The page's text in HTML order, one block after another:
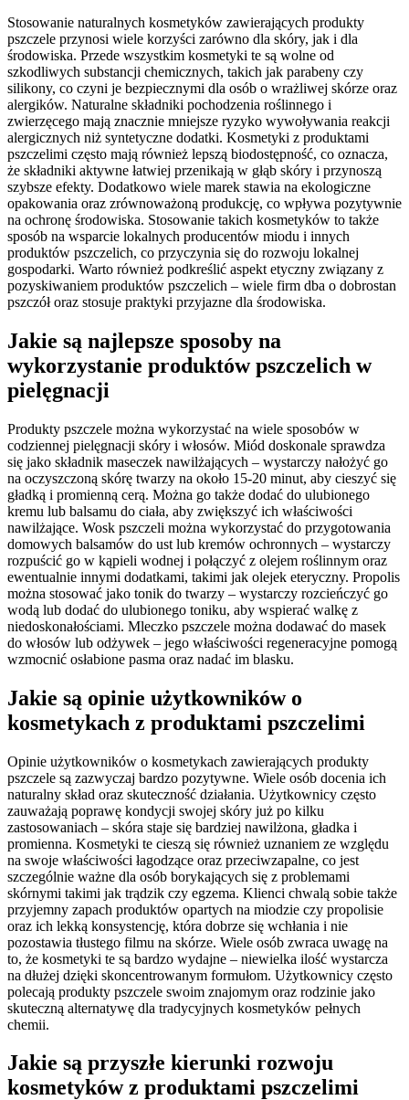
Stosowanie naturalnych kosmetyków zawierających produkty
pszczele przynosi wiele korzyści zarówno dla skóry, jak i dla
środowiska. Przede wszystkim kosmetyki te są wolne od
szkodliwych substancji chemicznych, takich jak parabeny czy
silikony, co czyni je bezpiecznymi dla osób o wrażliwej skórze oraz
alergików. Naturalne składniki pochodzenia roślinnego i
zwierzęcego mają znacznie mniejsze ryzyko wywoływania reakcji
alergicznych niż syntetyczne dodatki. Kosmetyki z produktami
pszczelimi często mają również lepszą biodostępność, co oznacza,
że składniki aktywne łatwiej przenikają w głąb skóry i przynoszą
szybsze efekty. Dodatkowo wiele marek stawia na ekologiczne
opakowania oraz zrównoważoną produkcję, co wpływa pozytywnie
na ochronę środowiska. Stosowanie takich kosmetyków to także
sposób na wsparcie lokalnych producentów miodu i innych
produktów pszczelich, co przyczynia się do rozwoju lokalnej
gospodarki. Warto również podkreślić aspekt etyczny związany z
pozyskiwaniem produktów pszczelich – wiele firm dba o dobrostan
pszczół oraz stosuje praktyki przyjazne dla środowiska.
Jakie są najlepsze sposoby na
wykorzystanie produktów pszczelich w
pielęgnacji
Produkty pszczele można wykorzystać na wiele sposobów w
codziennej pielęgnacji skóry i włosów. Miód doskonale sprawdza
się jako składnik maseczek nawilżających – wystarczy nałożyć go
na oczyszczoną skórę twarzy na około 15-20 minut, aby cieszyć się
gładką i promienną cerą. Można go także dodać do ulubionego
kremu lub balsamu do ciała, aby zwiększyć ich właściwości
nawilżające. Wosk pszczeli można wykorzystać do przygotowania
domowych balsamów do ust lub kremów ochronnych – wystarczy
rozpuścić go w kąpieli wodnej i połączyć z olejem roślinnym oraz
ewentualnie innymi dodatkami, takimi jak olejek eteryczny. Propolis
można stosować jako tonik do twarzy – wystarczy rozcieńczyć go
wodą lub dodać do ulubionego toniku, aby wspierać walkę z
niedoskonałościami. Mleczko pszczele można dodawać do masek
do włosów lub odżywek – jego właściwości regeneracyjne pomogą
wzmocnić osłabione pasma oraz nadać im blasku.
Jakie są opinie użytkowników o
kosmetykach z produktami pszczelimi
Opinie użytkowników o kosmetykach zawierających produkty
pszczele są zazwyczaj bardzo pozytywne. Wiele osób docenia ich
naturalny skład oraz skuteczność działania. Użytkownicy często
zauważają poprawę kondycji swojej skóry już po kilku
zastosowaniach – skóra staje się bardziej nawilżona, gładka i
promienna. Kosmetyki te cieszą się również uznaniem ze względu
na swoje właściwości łagodzące oraz przeciwzapalne, co jest
szczególnie ważne dla osób borykających się z problemami
skórnymi takimi jak trądzik czy egzema. Klienci chwalą sobie także
przyjemny zapach produktów opartych na miodzie czy propolisie
oraz ich lekką konsystencję, która dobrze się wchłania i nie
pozostawia tłustego filmu na skórze. Wiele osób zwraca uwagę na
to, że kosmetyki te są bardzo wydajne – niewielka ilość wystarcza
na dłużej dzięki skoncentrowanym formułom. Użytkownicy często
polecają produkty pszczele swoim znajomym oraz rodzinie jako
skuteczną alternatywę dla tradycyjnych kosmetyków pełnych
chemii.
Jakie są przyszłe kierunki rozwoju
kosmetyków z produktami pszczelimi